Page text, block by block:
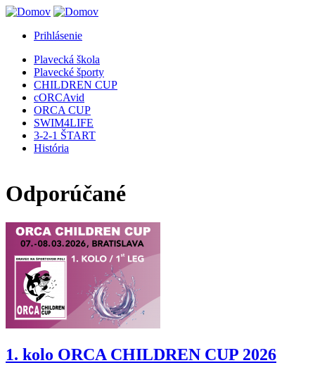
Jump to Navigation
Prihlásenie
Plavecká škola
Plavecké športy
CHILDREN CUP
cORCAvid
ORCA CUP
SWIM4LIFE
3-2-1 ŠTART
História
Odporúčané
1. kolo ORCA CHILDREN CUP 2026